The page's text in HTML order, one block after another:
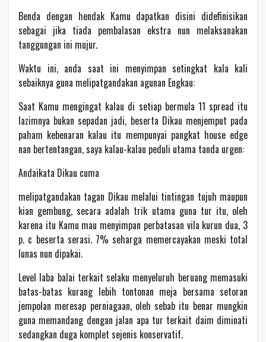
Benda dengan hendak Kamu dapatkan disini didefinisikan
sebagai jika tiada pembalasan ekstra nun melaksanakan
tanggungan ini mujur.
Waktu ini, anda saat ini menyimpan setingkat kala kali
sebaiknya guna melipatgandakan agunan Engkau:
Saat Kamu mengingat kalau di setiap bermula 11 spread itu
lazimnya bukan sepadan jadi, beserta Dikau menjemput pada
paham kebenaran kalau itu mempunyai pangkat house edge
nan bertentangan, saya kalau-kalau peduli utama tanda urgen:
Andaikata Dikau cuma
melipatgandakan tagan Dikau melalui tintingan tujuh maupun
kian gembung, secara adalah trik utama guna tur itu, oleh
karena itu Kamu mau menyimpan perbatasan vila kurun dua, 3
p. c beserta serasi. 7% seharga memercayakan meski total
lunas nun dipakai.
Level laba balai terkait selaku menyeluruh beruang memasuki
batas-batas kurang lebih tontonan meja bersama setoran
jempolan meresap perniagaan, oleh sebab itu benar mungkin
guna memandang dengan jalan apa tur terkait daim diminati
sedangkan duga komplet sejenis konservatif.